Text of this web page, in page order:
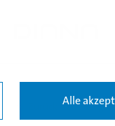
Zurück zu den
Alle